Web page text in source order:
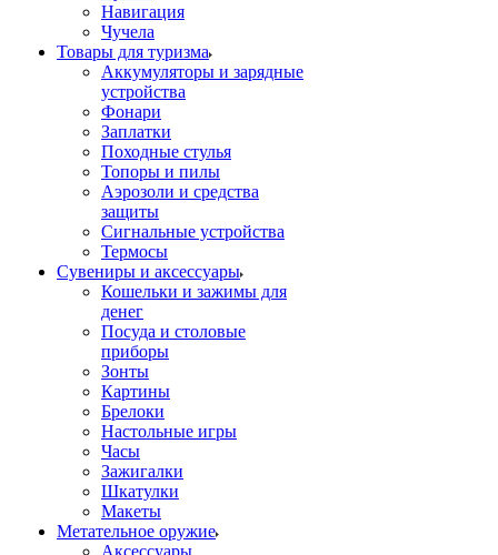
Навигация
Чучела
Товары для туризма
Аккумуляторы и зарядные
устройства
Фонари
Заплатки
Походные стулья
Топоры и пилы
Аэрозоли и средства
защиты
Сигнальные устройства
Термосы
Сувениры и аксессуары
Кошельки и зажимы для
денег
Посуда и столовые
приборы
Зонты
Картины
Брелоки
Настольные игры
Часы
Зажигалки
Шкатулки
Макеты
Метательное оружие
Аксессуары